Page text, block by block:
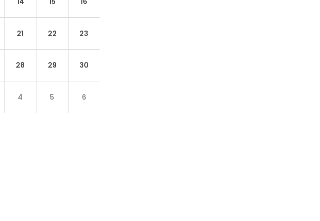
21 22 23
28 29 30
4 5 6